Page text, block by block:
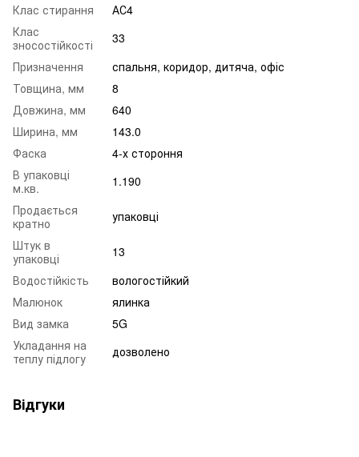
Клас стирання
АС4
Клас
зносостійкості
33
Призначення
спальня, коридор, дитяча, офіс
Товщина, мм
8
Довжина, мм
640
Ширина, мм
143.0
Фаска
4-х стороння
В упаковці
м.кв.
1.190
Продається
кратно
упаковці
Штук в
упаковці
13
Водостійкість
вологостійкий
Малюнок
ялинка
Вид замка
5G
Укладання на
теплу підлогу
дозволено
Відгуки